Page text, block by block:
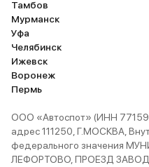
Тамбов
Мурманск
Уфа
Челябинск
Ижевск
Воронеж
Пермь
ООО «Автоспот» (ИНН
адрес 111250, Г.МОСКВА,
федерального значения
ЛЕФОРТОВО, ПРОЕЗД